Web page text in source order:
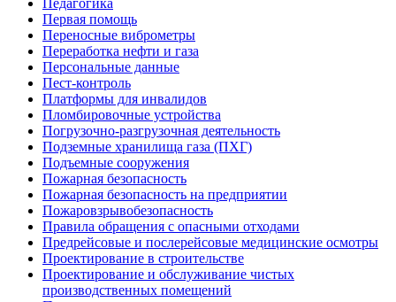
Педагогика
Первая помощь
Переносные виброметры
Переработка нефти и газа
Персональные данные
Пест-контроль
Платформы для инвалидов
Пломбировочные устройства
Погрузочно-разгрузочная деятельность
Подземные хранилища газа (ПХГ)
Подъемные сооружения
Пожарная безопасность
Пожарная безопасность на предприятии
Пожаровзрывобезопасность
Правила обращения с опасными отходами
Предрейсовые и послерейсовые медицинские осмотры
Проектирование в строительстве
Проектирование и обслуживание чистых
производственных помещений